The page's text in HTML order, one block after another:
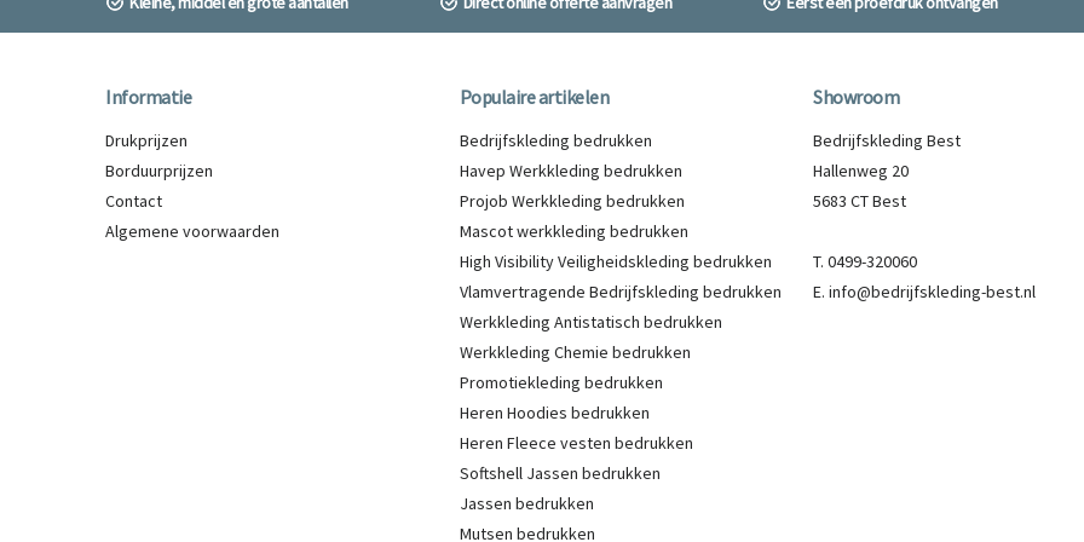
Informatie
Drukprijzen
Borduurprijzen
Contact
Algemene voorwaarden
Populaire artikelen
Bedrijfskleding bedrukken
Havep Werkkleding bedrukken
Projob Werkkleding bedrukken
Mascot werkkleding bedrukken
High Visibility Veiligheidskleding bedrukken
Vlamvertragende Bedrijfskleding bedrukken
Werkkleding Antistatisch bedrukken
Werkkleding Chemie bedrukken
Promotiekleding bedrukken
Heren Hoodies bedrukken
Heren Fleece vesten bedrukken
Softshell Jassen bedrukken
Jassen bedrukken
Mutsen bedrukken
Showroom
Bedrijfskleding Best
Hallenweg 20
5683 CT Best
T. 0499-320060
E. info@bedrijfskleding-best.nl